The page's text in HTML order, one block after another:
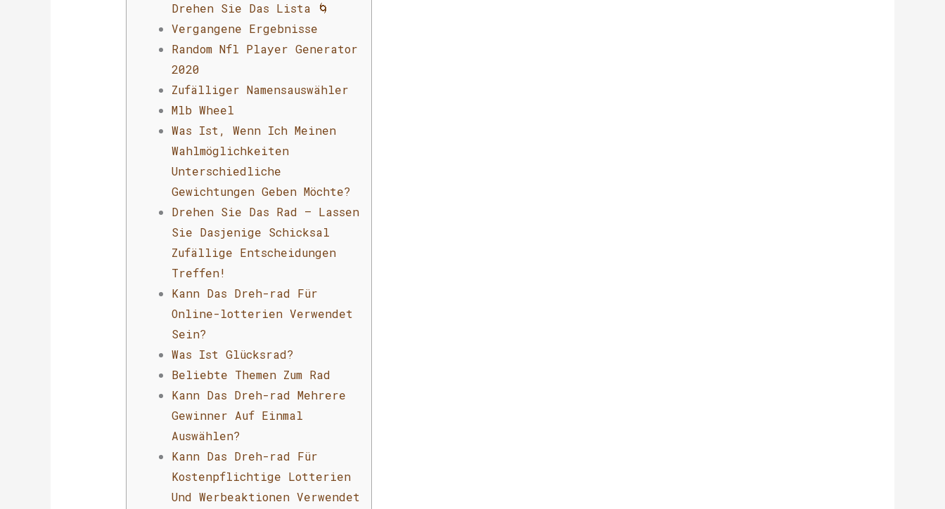
Drehen Sie Das Lista 🌀
Vergangene Ergebnisse
Random Nfl Player Generator
2020
Zufälliger Namensauswähler
Mlb Wheel
Was Ist, Wenn Ich Meinen
Wahlmöglichkeiten
Unterschiedliche
Gewichtungen Geben Möchte?
Drehen Sie Das Rad – Lassen
Sie Dasjenige Schicksal
Zufällige Entscheidungen
Treffen!
Kann Das Dreh-rad Für
Online-lotterien Verwendet
Sein?
Was Ist Glücksrad?
Beliebte Themen Zum Rad
Kann Das Dreh-rad Mehrere
Gewinner Auf Einmal
Auswählen?
Kann Das Dreh-rad Für
Kostenpflichtige Lotterien
Und Werbeaktionen Verwendet